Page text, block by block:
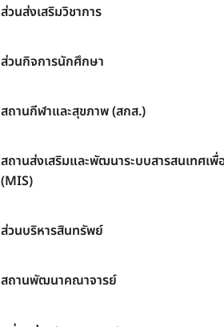
ส่วนส่งเสริมวิชาการ
ส่วนกิจการนักศึกษา
สถานกีฬาและสุขภาพ (สกส.)
สถานส่งเสริมและพัฒนาระบบสารสนเทศเพื่
(MIS)
ส่วนบริหารสินทรัพย์
สถานพัฒนาคณาจารย์